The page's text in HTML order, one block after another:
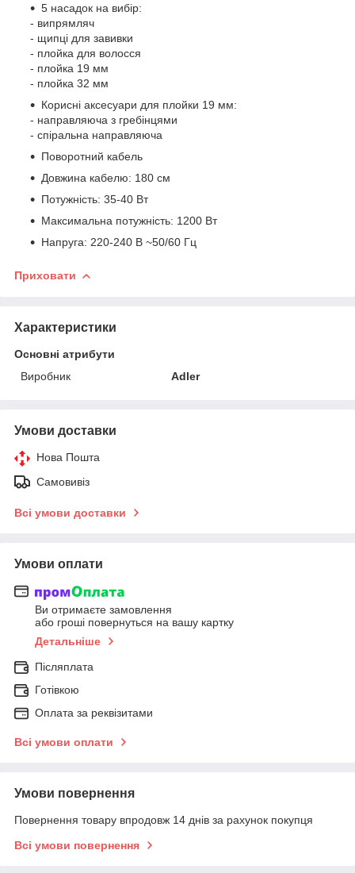
5 насадок на вибір:
- випрямляч
- щипці для завивки
- плойка для волосся
- плойка 19 мм
- плойка 32 мм
Корисні аксесуари для плойки 19 мм:
- направляюча з гребінцями
- спіральна направляюча
Поворотний кабель
Довжина кабелю: 180 см
Потужність: 35-40 Вт
Максимальна потужність: 1200 Вт
Напруга: 220-240 В ~50/60 Гц
Приховати
Характеристики
Основні атрибути
Виробник
Adler
Умови доставки
Нова Пошта
Самовивіз
Всі умови доставки
Умови оплати
Ви отримаєте замовлення
або гроші повернуться на вашу картку
Детальніше
Післяплата
Готівкою
Оплата за реквізитами
Всі умови оплати
Умови повернення
Повернення товару впродовж 14 днів за рахунок покупця
Всі умови повернення